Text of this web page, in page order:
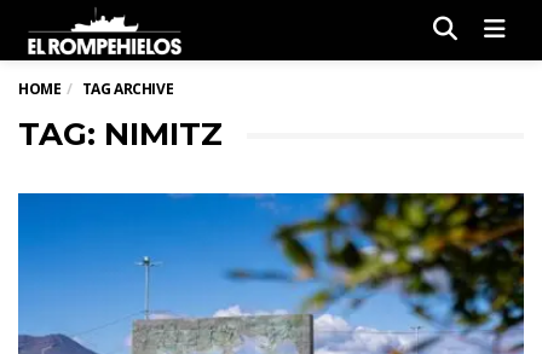
HOME TAG ARCHIVE
TAG: NIMITZ